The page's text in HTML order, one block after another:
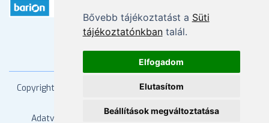
Bővebb tájékoztatást a Süti
tájékoztatónkbantalál.
Elfogadom
Elutasítom
Beállítások megváltoztatása
Copyright 2026 Mprx. Minden jog fenntartva
Adatvédelem
ÁSZF Impresszum